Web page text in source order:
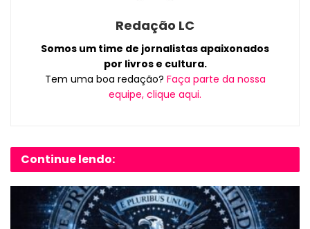
Redação LC
Somos um time de jornalistas apaixonados
por livros e cultura.
Tem uma boa redação? Faça parte da nossa
equipe, clique aqui.
Continue lendo: